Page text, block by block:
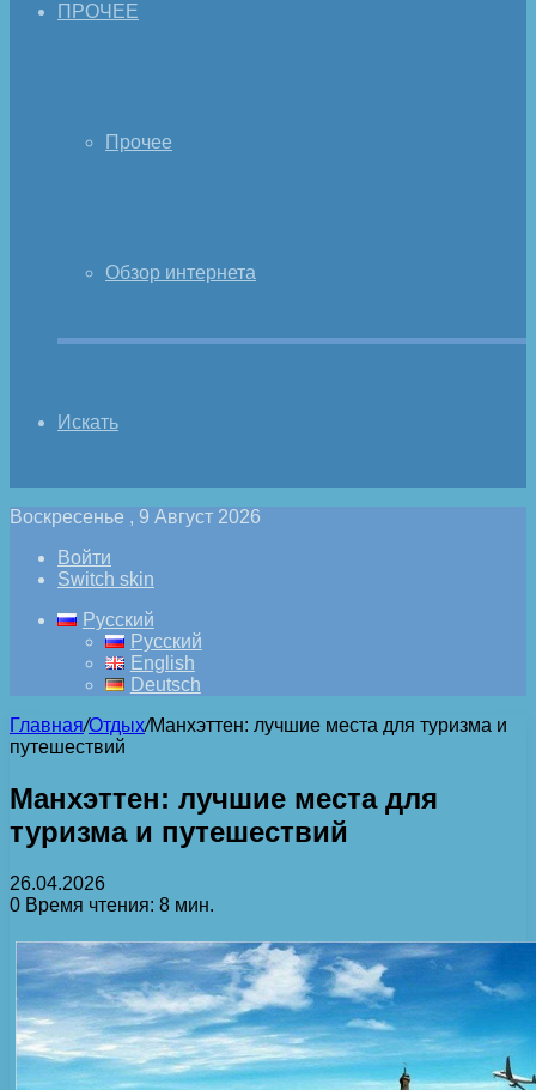
ПРОЧЕЕ
Прочее
Обзор интернета
Искать
Воскресенье , 9 Август 2026
Войти
Switch skin
Русский
Русский
English
Deutsch
Главная/Отдых/Манхэттен: лучшие места для туризма и
путешествий
Манхэттен: лучшие места для
туризма и путешествий
26.04.2026
0 Время чтения: 8 мин.